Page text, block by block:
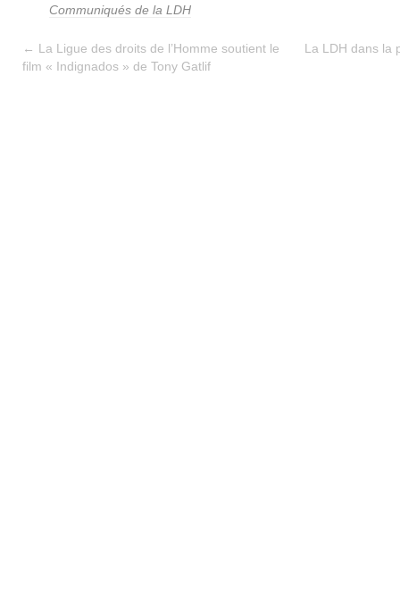
Communiqués de la LDH
← La Ligue des droits de l’Homme soutient le
film « Indignados » de Tony Gatlif
La LDH dans la